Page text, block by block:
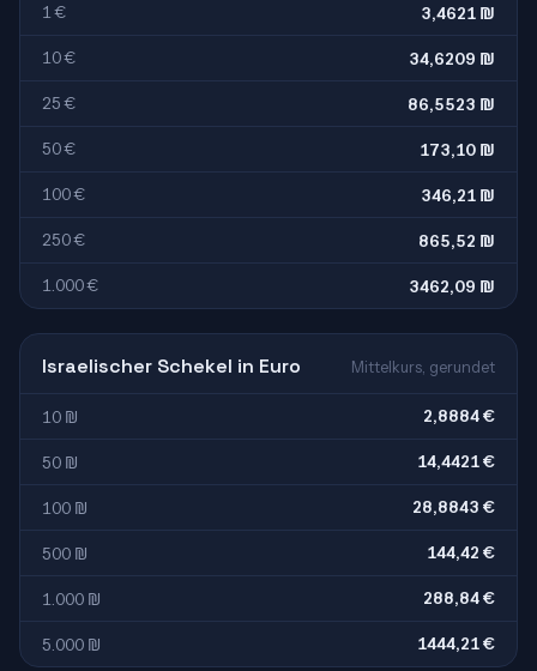
1 € 3,4621 ₪
10 € 34,6209 ₪
25 € 86,5523 ₪
50 € 173,10 ₪
100 € 346,21 ₪
250 € 865,52 ₪
1.000 € 3462,09 ₪
Israelischer Schekel in Euro Mittelkurs, gerundet
10 ₪ 2,8884 €
50 ₪ 14,4421 €
100 ₪ 28,8843 €
500 ₪ 144,42 €
1.000 ₪ 288,84 €
5.000 ₪ 1444,21 €